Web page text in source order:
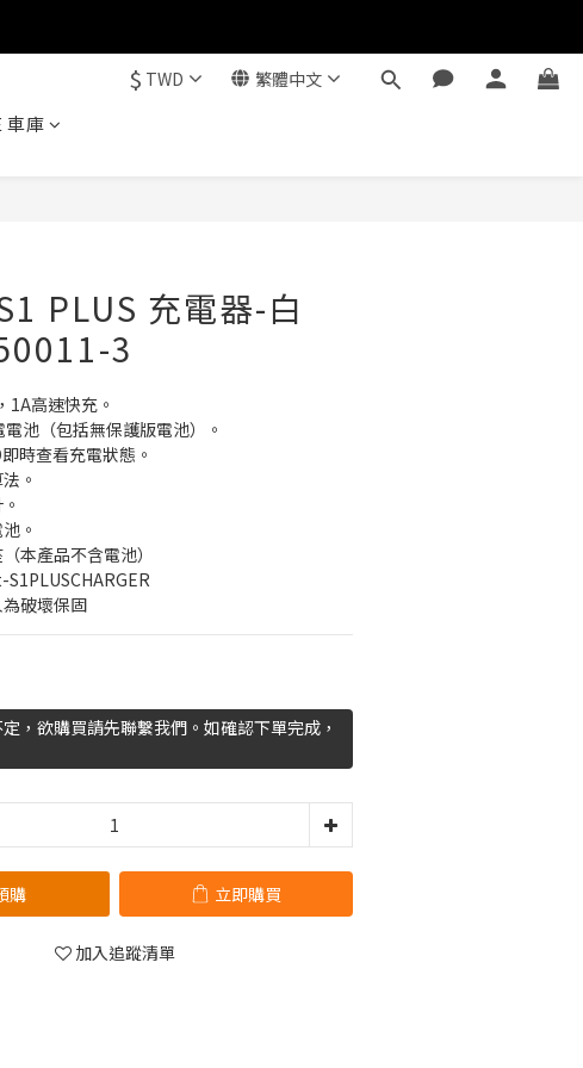
$ TWD 繁體中文
車庫
PLUS 充電器-白
3
1A高速快充。
池（包括無保護版電池）。
時查看充電狀態。
。
。
本產品不含電池）
破壞保固
，欲購買請先聯繫我們。如確認下單完成，
購 立即購買
加入追蹤清單